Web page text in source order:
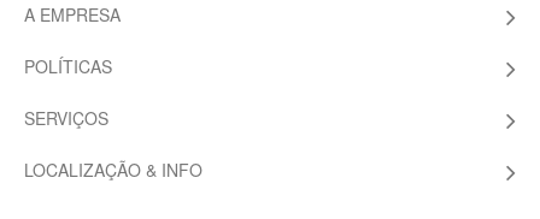
A EMPRESA
POLÍTICAS
SERVIÇOS
LOCALIZAÇÃO & INFO